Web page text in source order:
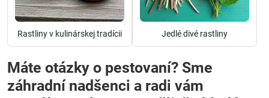
Rastliny v kulinárskej tradícii Jedlé divé rastliny
Máte otázky o pestovaní? Sme
záhradní nadšenci a radi vám